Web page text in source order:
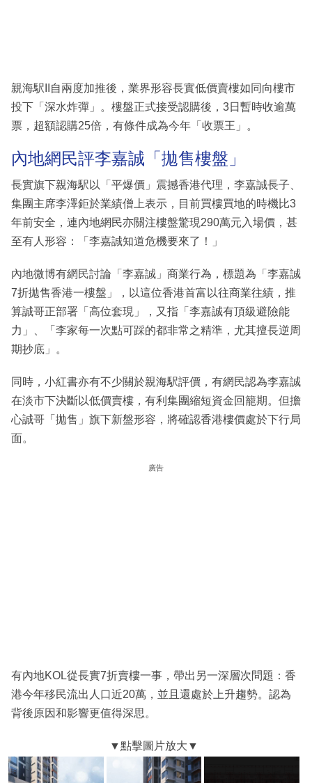
親海駅II自兩度加推後，業界形容長實低價賣樓如同向樓市
投下「深水炸彈」。樓盤正式接受認購後，3日暫時收逾萬
票，超額認購25倍，有條件成為今年「收票王」。
內地網民評李嘉誠「拋售樓盤」
長實旗下親海駅以「平爆價」震撼香港代理，李嘉誠長子、
集團主席李澤鉅於業績僧上表示，目前買樓買地的時機比3
年前安全，連內地網民亦關注樓盤驚現290萬元入場價，甚
至有人形容：「李嘉誠知道危機要來了！」
內地微博有網民討論「李嘉誠」商業行為，標題為「李嘉誠
7折拋售香港一樓盤」，以這位香港首富以往商業往績，推
算誠哥正部署「高位套現」，又指「李嘉誠有頂級避險能
力」、「李家每一次點可踩的都非常之精準，尤其擅長逆周
期抄底」。
同時，小紅書亦有不少關於親海駅評價，有網民認為李嘉誠
在淡市下決斷以低價賣樓，有利集團縮短資金回籠期。但擔
心誠哥「拋售」旗下新盤形容，將確認香港樓價處於下行局
面。
廣告
有內地KOL從長實7折賣樓一事，帶出另一深層次問題：香
港今年移民流出人口近20萬，並且還處於上升趨勢。認為
背後原因和影響更值得深思。